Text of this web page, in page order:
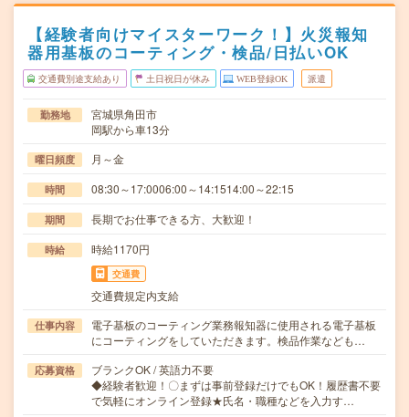
【経験者向けマイスターワーク！】火災報知
器用基板のコーティング・検品/日払いOK
交通費別途支給あり 土日祝日が休み WEB登録OK 派遣
勤務地
宮城県角田市
岡駅から車13分
曜日頻度 月～金
時間 08:30～17:0006:00～14:1514:00～22:15
期間 長期でお仕事できる方、大歓迎！
時給 時給1170円
交通費
交通費規定内支給
仕事内容
電子基板のコーティング業務報知器に使用される電子基板
にコーティングをしていただきます。検品作業なども…
応募資格
ブランクOK / 英語力不要
◆経験者歓迎！〇まずは事前登録だけでもOK！履歴書不要
で気軽にオンライン登録★氏名・職種などを入力す…